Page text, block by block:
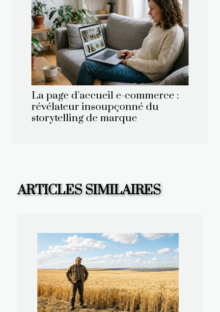
La page d’accueil e-commerce :
révélateur insoupçonné du
storytelling de marque
ARTICLES SIMILAIRES